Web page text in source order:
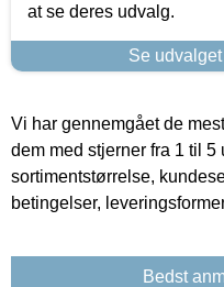
at se deres udvalg.
Se
Vi har gennemgået de
dem med stjerner fra 1 til
sortimentstørrelse,
betingelser,
Bedst